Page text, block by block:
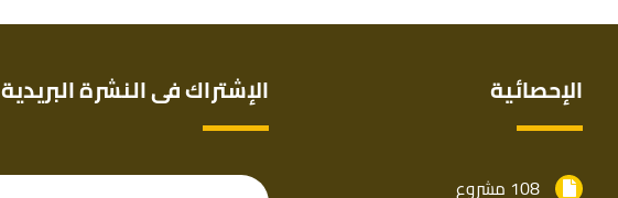
الإحصائية الإشتراك فى النشرة البريدية